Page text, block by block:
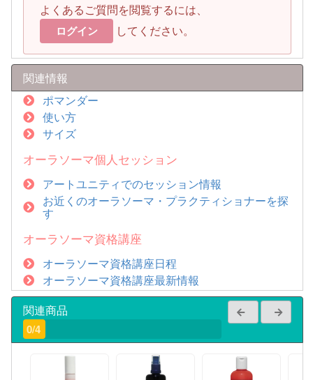
よくあるご質問を閲覧するには、
ログイン してください。
関連情報
ポマンダー
使い方
サイズ
オーラソーマ個人セッション
アートユニティでのセッション情報
お近くのオーラソーマ・プラクティショナーを探
す
オーラソーマ資格講座
オーラソーマ資格講座日程
オーラソーマ資格講座最新情報
関連商品
0/4